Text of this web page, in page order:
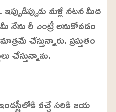
మళ్లీ నటన మీద
నేను రీ ఎంట్రీ అనుకోవడం
చేస్తున్నారు. ప్రస్తుతం
చేస్తున్నాను.
వచ్చే సరికి జయ